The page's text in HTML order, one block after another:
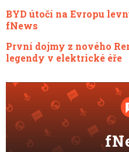
BYD útočí na Evropu
fNews
První dojmy z nového
legendy v elektrické éře